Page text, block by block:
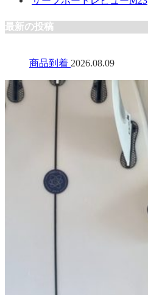
最新の投稿
商品到着 2026.08.09